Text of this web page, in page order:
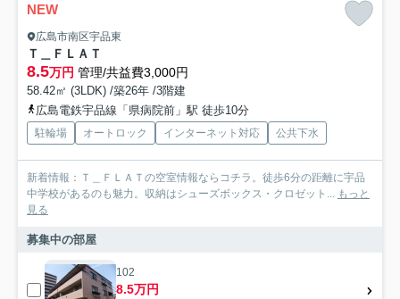
NEW
広島市南区宇品東
Ｔ＿ＦＬＡＴ
8.5万円 管理/共益費3,000円
58.42㎡ (3LDK) /築26年 /3階建
広島電鉄宇品線「県病院前」駅 徒歩10分
駐輪場 オートロック インターネット対応 公共下水
新着情報：Ｔ＿ＦＬＡＴの空室情報ならコチラ。徒歩6分の距離に宇品
中学校があるのも魅力。収納はシューズボックス・クロゼット...
もっと
見る
募集中の部屋
102
8.5万円